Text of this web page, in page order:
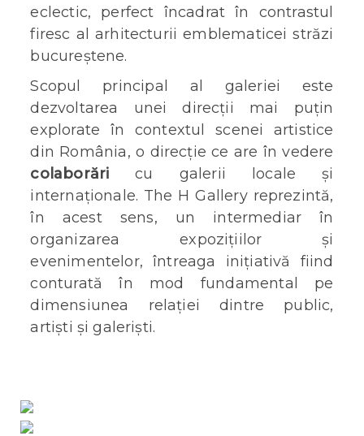
eclectic, perfect încadrat în contrastul
firesc al arhitecturii emblematicei străzi
bucureștene.
Scopul principal al galeriei este
dezvoltarea unei direcții mai puțin
explorate în contextul scenei artistice
din România, o direcție ce are în vedere
colaborări cu galerii locale și
internaționale. The H Gallery reprezintă,
în acest sens, un intermediar în
organizarea expozițiilor și
evenimentelor, întreaga inițiativă fiind
conturată în mod fundamental pe
dimensiunea relației dintre public,
artiști și galeriști.